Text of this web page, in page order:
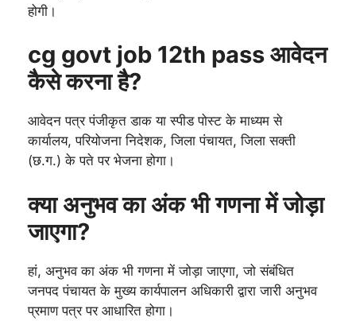
होगी।
cg govt job 12th pass आवेदन
कैसे करना है?
आवेदन पत्र पंजीकृत डाक या स्पीड पोस्ट के माध्यम से
कार्यालय, परियोजना निदेशक, जिला पंचायत, जिला सक्ती
(छ.ग.) के पते पर भेजना होगा।
क्या अनुभव का अंक भी गणना में जोड़ा
जाएगा?
हां, अनुभव का अंक भी गणना में जोड़ा जाएगा, जो संबंधित
जनपद पंचायत के मुख्य कार्यपालन अधिकारी द्वारा जारी अनुभव
प्रमाण पत्र पर आधारित होगा।